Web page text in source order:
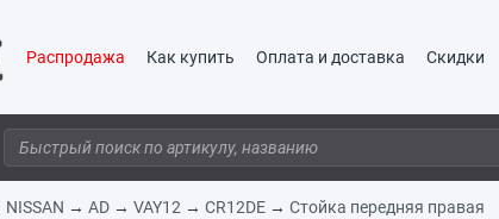
Распродажа Как купить Оплата и доставка Скидки
NISSAN → AD → VAY12 → CR12DE → Стойка передняя правая